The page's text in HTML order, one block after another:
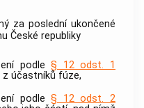
za poslední ukončené
České republiky
podle§ 12 odst. 1
z účastníků fúze,
podle§ 12 odst. 2